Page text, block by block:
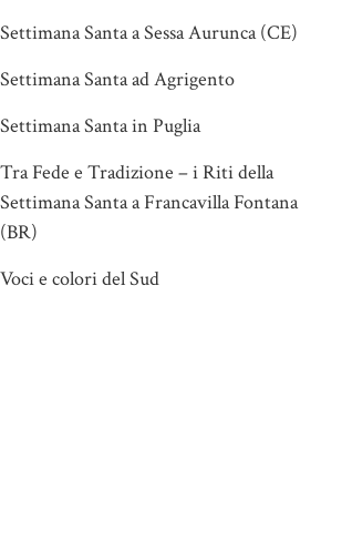
Settimana Santa a Sessa Aurunca (CE)
Settimana Santa ad Agrigento
Settimana Santa in Puglia
Tra Fede e Tradizione – i Riti della
Settimana Santa a Francavilla Fontana
(BR)
Voci e colori del Sud